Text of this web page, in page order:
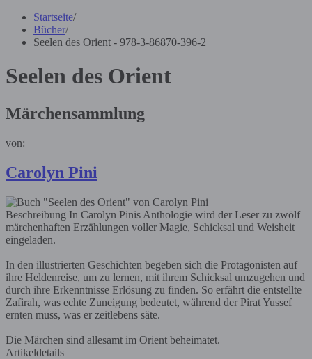
Startseite/
Bücher/
Seelen des Orient - 978-3-86870-396-2
Seelen des Orient
Märchensammlung
von:
Carolyn Pini
Beschreibung In Carolyn Pinis Anthologie wird der Leser zu zwölf
märchenhaften Erzählungen voller Magie, Schicksal und Weisheit
eingeladen.
In den illustrierten Geschichten begeben sich die Protagonisten auf
ihre Heldenreise, um zu lernen, mit ihrem Schicksal umzugehen und
durch ihre Erkenntnisse Erlösung zu finden. So erfährt die entstellte
Zafirah, was echte Zuneigung bedeutet, während der Pirat Yussef
ernten muss, was er zeitlebens säte.
Die Märchen sind allesamt im Orient beheimatet.
Artikeldetails